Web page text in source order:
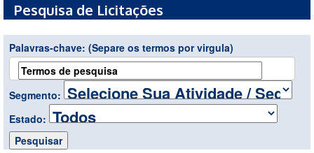
Pesquisa de Licitações
Palavras-chave: (Separe os termos por virgula)
Segmento:
Estado: